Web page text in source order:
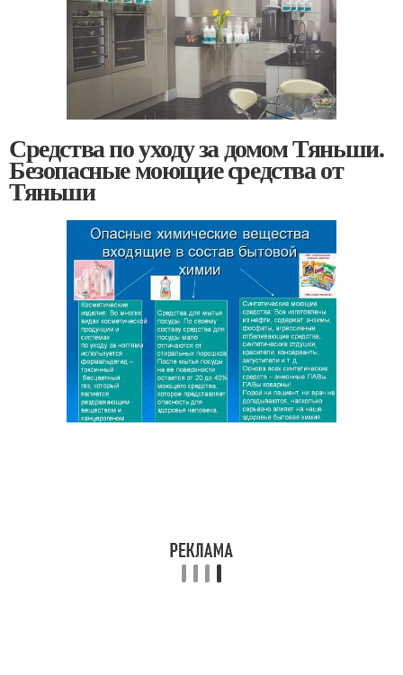
Средства по уходу за домом Тяньши.
Безопасные моющие средства от
Тяньши